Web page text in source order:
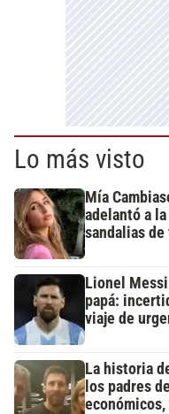
Lo más visto
Mía
adelantó a
sandalias
Lionel
papá:
viaje de
La historia
los padres